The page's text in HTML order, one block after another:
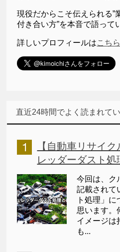
現役だからこそ伝えられる”
付き合い方”を本音で語って
詳しいプロフィールはこちら
直近24時間でよく読まれて
【自動車リサイ
レッダーダスト処
今回は、ク
記載されて
ト処理」
思います。
イメージは
も...